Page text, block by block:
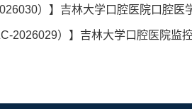
）】吉林大学口腔医院口腔
2026029）】吉林大学口腔医院监